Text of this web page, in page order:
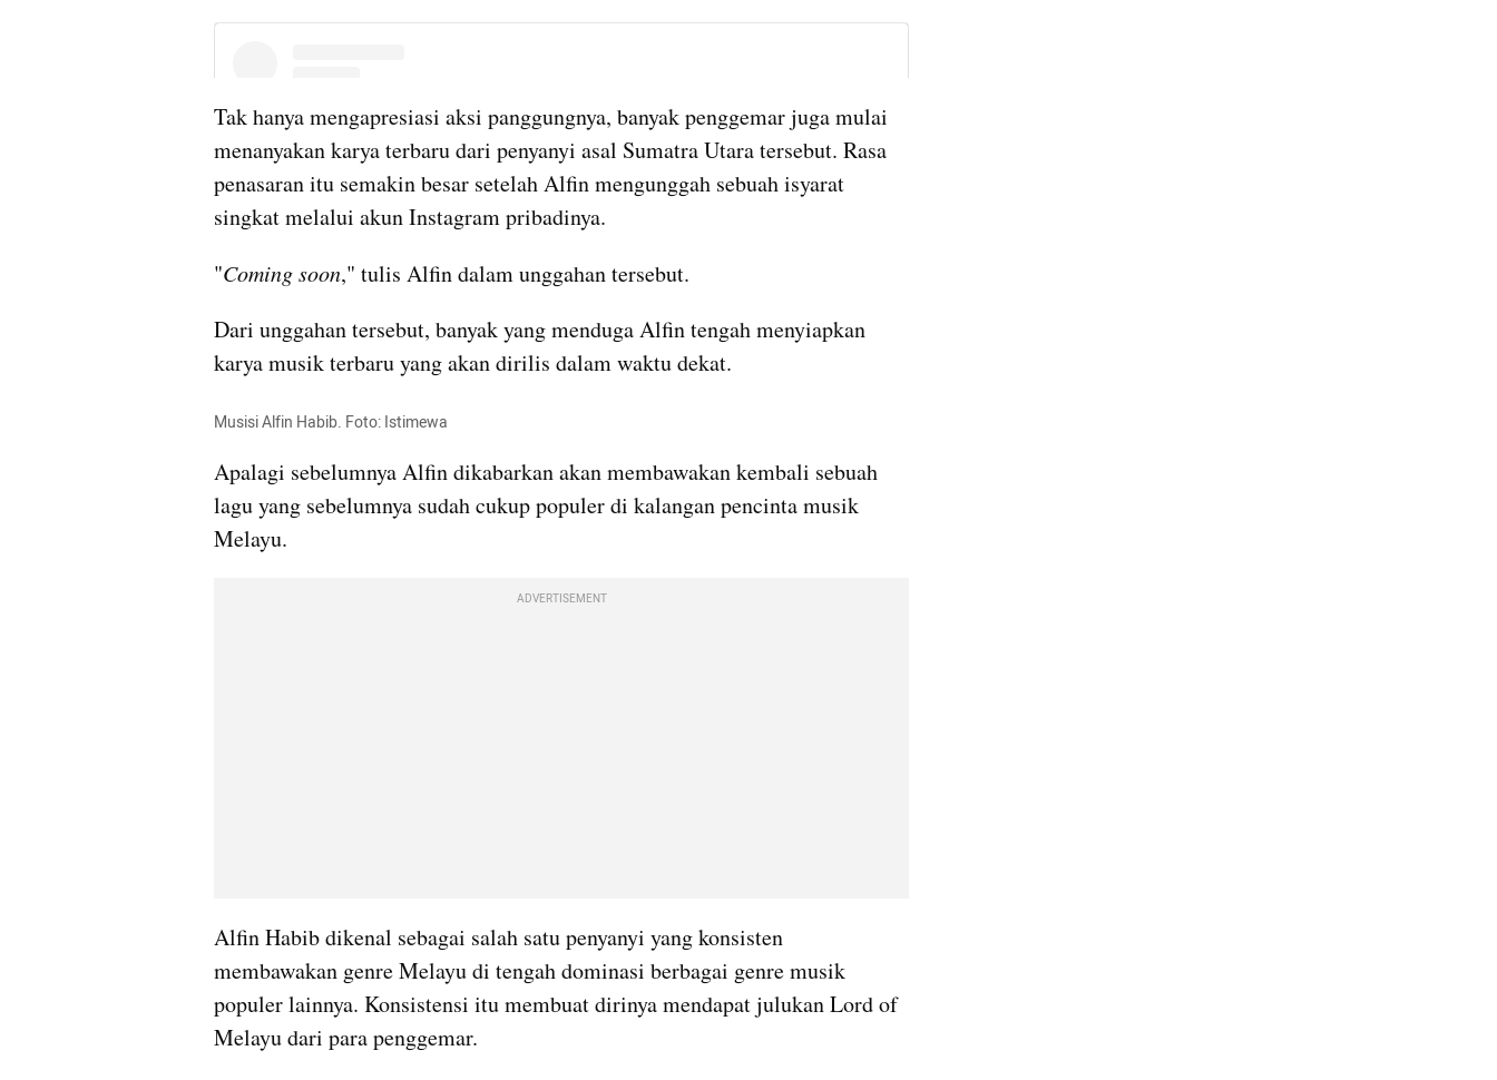
Tak hanya mengapresiasi aksi panggungnya, banyak penggemar juga mulai
menanyakan karya terbaru dari penyanyi asal Sumatra Utara tersebut. Rasa
penasaran itu semakin besar setelah Alfin mengunggah sebuah isyarat
singkat melalui akun Instagram pribadinya.
"Coming soon," tulis Alfin dalam unggahan tersebut.
Dari unggahan tersebut, banyak yang menduga Alfin tengah menyiapkan
karya musik terbaru yang akan dirilis dalam waktu dekat.
Musisi Alfin Habib. Foto: Istimewa
Apalagi sebelumnya Alfin dikabarkan akan membawakan kembali sebuah
lagu yang sebelumnya sudah cukup populer di kalangan pencinta musik
Melayu.
ADVERTISEMENT
Alfin Habib dikenal sebagai salah satu penyanyi yang konsisten
membawakan genre Melayu di tengah dominasi berbagai genre musik
populer lainnya. Konsistensi itu membuat dirinya mendapat julukan Lord of
Melayu dari para penggemar.